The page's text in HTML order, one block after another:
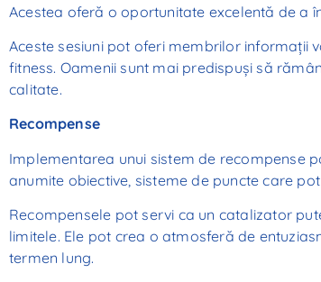
Acestea oferă o oportunitate excelentă de a
Aceste sesiuni pot oferi membrilor informații
fitness. Oamenii sunt mai predispuși să
calitate.
Recompense
Implementarea unui sistem de recompense
anumite obiective, sisteme de puncte care
Recompensele pot servi ca un catalizator
limitele. Ele pot crea o atmosferă de
termen lung.